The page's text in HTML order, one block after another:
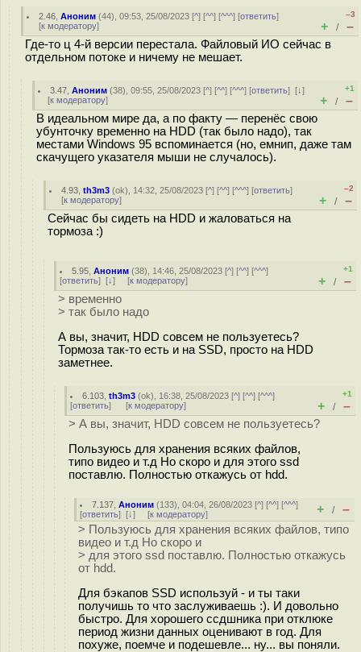
2.46 ,Аноним (44), 09:53, 25/08/2023 [^] [^^] [^^^] [ответить]
[к модератору]
–3
+ / –
Где-то ц 4-й версии перестала. Файловый ИО сейчас в
отдельном потоке и ничему не мешает.
3.47 ,Аноним (38), 09:55, 25/08/2023 [^] [^^] [^^^] [ответить][↓]
[к модератору]
+1
+ / –
В идеальном мире да, а по факту — перенёс свою
убунточку временно на HDD (так было надо), так
местами Windows 95 вспоминается (но, емнип, даже там
скачущего указателя мыши не случалось).
4.93 ,th3m3 (ok), 14:32, 25/08/2023 [^] [^^] [^^^] [ответить]
[к модератору]
–2
+ / –
Сейчас бы сидеть на HDD и жаловаться на
тормоза :)
5.95 ,Аноним (38), 14:46, 25/08/2023 [^] [^^] [^^^]
[ответить] [↓] [к модератору]
+1
+ / –
> временно
> так было надо
А вы, значит, HDD совсем не пользуетесь?
Тормоза так-то есть и на SSD, просто на HDD
заметнее.
6.103 ,th3m3 (ok), 16:38, 25/08/2023 [^] [^^] [^^^]
[ответить] [к модератору]
+1
+ / –
> А вы, значит, HDD совсем не пользуетесь?
Пользуюсь для хранения всяких файлов,
типо видео и т.д Но скоро и для этого ssd
поставлю. Полностью откажусь от hdd.
7.137 ,Аноним (133), 04:04, 26/08/2023 [^] [^^] [^^^]
[ответить] [↓] [к модератору] + / –
> Пользуюсь для хранения всяких файлов, типо
видео и т.д Но скоро и
> для этого ssd поставлю. Полностью откажусь
от hdd.
Для бэкапов SSD используй - и ты таки
получишь то что заслуживаешь :). И довольно
быстро. Для хорошего ссдшника при отклюке
период жизни данных оценивают в год. Для
похуже, поемче и подешевле... ну... вы поняли.